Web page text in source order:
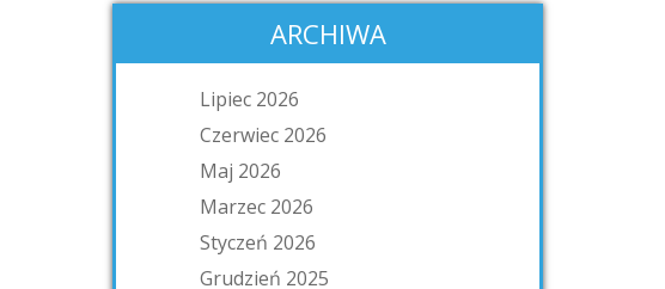
ARCHIWA
Lipiec 2026
Czerwiec 2026
Maj 2026
Marzec 2026
Styczeń 2026
Grudzień 2025